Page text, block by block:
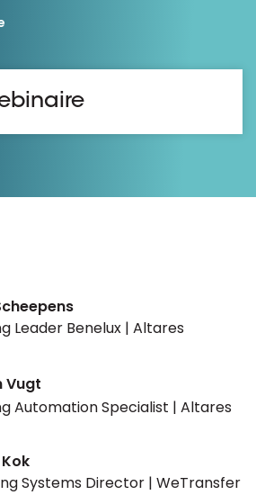
Leader Benelux | Altares
Vugt
Automation Specialist | Altares
Systems Director | WeTransfer